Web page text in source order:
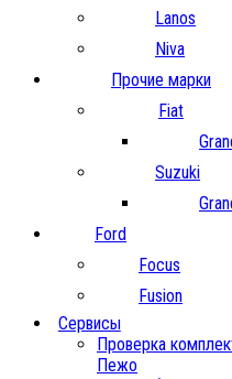
Lanos
Niva
Прочие марки
Fiat
Suzuki
Ford
Focus
Fusion
Сервисы
Проверка
Пежо